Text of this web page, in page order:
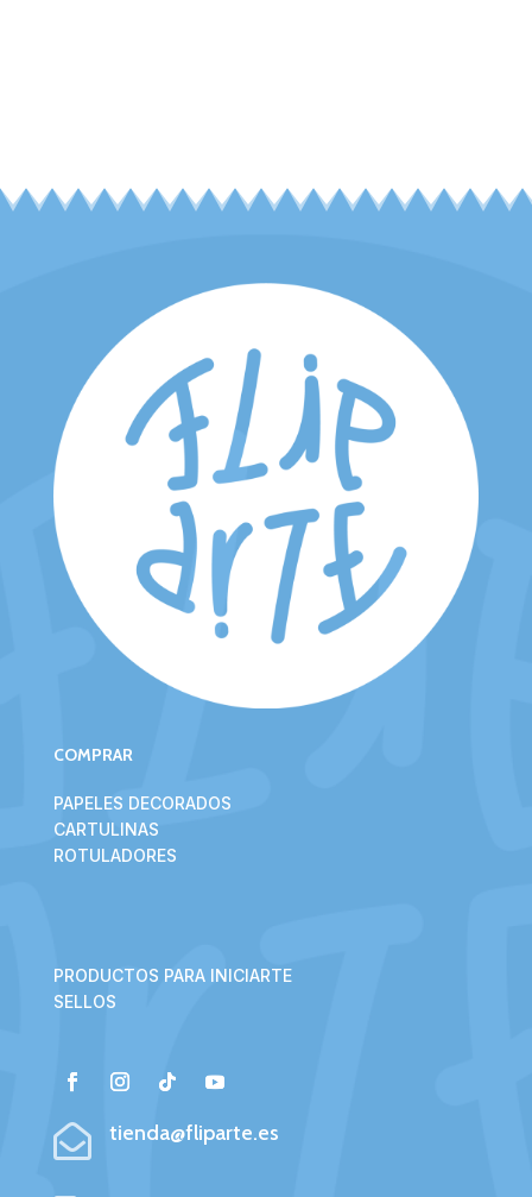
COMPRAR
PAPELES DECORADOS
CARTULINAS
ROTULADORES
PRODUCTOS PARA INICIARTE
SELLOS
 tienda@fliparte.es